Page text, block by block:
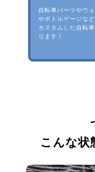
自転車パーツやウ
やボトルゲージな
カスタムした自転
ります！
こんな状